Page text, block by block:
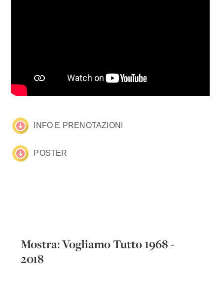
INFO E PRENOTAZIONI
POSTER
Mostra: Vogliamo Tutto 1968 -
2018